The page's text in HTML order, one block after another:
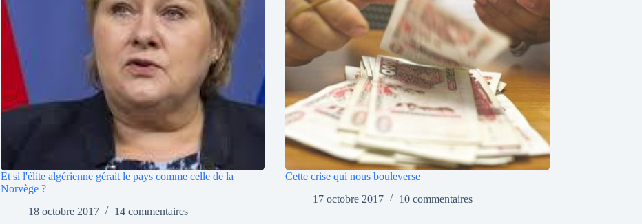
Et si l'élite algérienne gérait le pays comme celle de la
Norvège ?
18 octobre 2017
14 commentaires
Cette crise qui nous bouleverse
17 octobre 2017
10 commentaires